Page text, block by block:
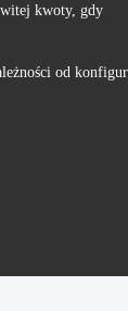
kwoty, gdy
od